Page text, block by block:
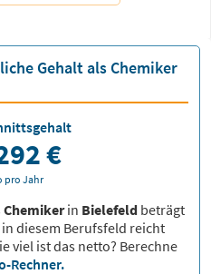
Gehalt als Chemiker
Chemikerin Bielefeld beträgt
diesem Berufsfeld reicht
viel ist das netto? Berechne
Rechner.
€
pro Jahr